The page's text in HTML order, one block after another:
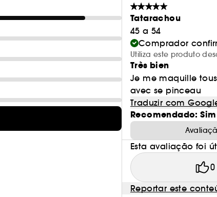
Tatarachou
45 a 54
Comprador
Utiliza este produto
Très bien
Je me maquille
avec se pinceau
Traduzir com
Recomendado: Sim
Esta avaliação foi
0
Reportar este